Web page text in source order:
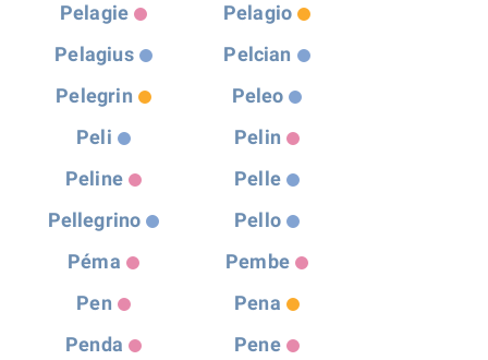
Pelagie
Pelagio
Pelagius
Pelcian
Pelegrin
Peleo
Peli
Pelin
Peline
Pelle
Pellegrino
Pello
Péma
Pembe
Pen
Pena
Penda
Pene